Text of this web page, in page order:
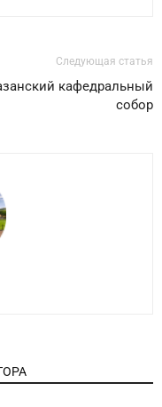
Следующая статья
кафедральный
собор